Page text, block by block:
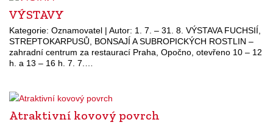
VÝSTAVY
Kategorie: Oznamovatel | Autor: 1. 7. – 31. 8. VÝSTAVA FUCHSIÍ,
STREPTOKARPUSŮ, BONSAJÍ A SUBROPICKÝCH ROSTLIN –
zahradní centrum za restaurací Praha, Opočno, otevřeno 10 – 12
h. a 13 – 16 h. 7. 7.…
Atraktivní kovový povrch